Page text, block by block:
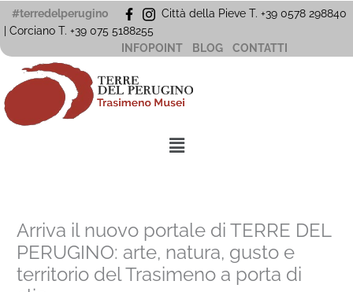
Vai
al
#terredelperugino
Città della Pieve T. +39 0578 298840
| Corciano T. +39 075 5188255
INFOPOINT
BLOG CONTATTI
Menu
Arriva il nuovo portale di TERRE DEL
PERUGINO: arte, natura, gusto e
territorio del Trasimeno a porta di